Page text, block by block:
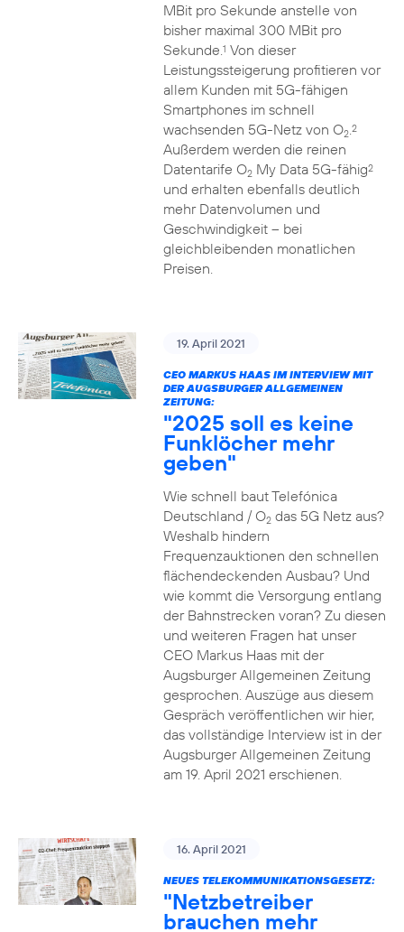
MBit pro Sekunde anstelle von
bisher maximal 300 MBit pro
Sekunde.1 Von dieser
Leistungssteigerung profitieren vor
allem Kunden mit 5G-fähigen
Smartphones im schnell
wachsenden 5G-Netz von O2.2
Außerdem werden die reinen
Datentarife O2My Data 5G-fähig2
und erhalten ebenfalls deutlich
mehr Datenvolumen und
Geschwindigkeit – bei
gleichbleibenden monatlichen
Preisen.
19. April 2021
CEO MARKUS HAAS IM INTERVIEW MIT
DER AUGSBURGER ALLGEMEINEN
ZEITUNG:
"2025 soll es keine
Funklöcher mehr
geben"
Wie schnell baut Telefónica
Deutschland / O2das 5G Netz aus?
Weshalb hindern
Frequenzauktionen den schnellen
flächendeckenden Ausbau? Und
wie kommt die Versorgung entlang
der Bahnstrecken voran? Zu diesen
und weiteren Fragen hat unser
CEO Markus Haas mit der
Augsburger Allgemeinen Zeitung
gesprochen. Auszüge aus diesem
Gespräch veröffentlichen wir hier,
das vollständige Interview ist in der
Augsburger Allgemeinen Zeitung
am 19. April 2021 erschienen.
16. April 2021
NEUES TELEKOMMUNIKATIONSGESETZ:
"Netzbetreiber
brauchen mehr